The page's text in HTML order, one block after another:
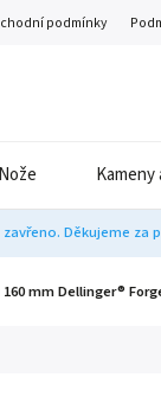
podmínky
Děkujeme za
mm Dellinger®